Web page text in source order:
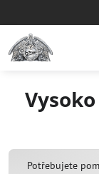
Potřebujete